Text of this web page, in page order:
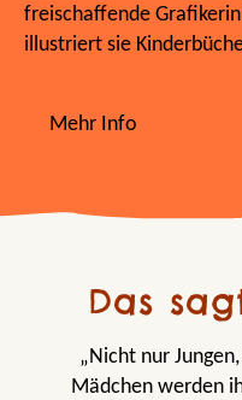
freischaffende
illustriert sie
Mehr Info
Das
„Nicht nur
Mädchen werden